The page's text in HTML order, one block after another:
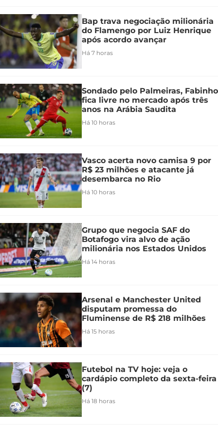
Bap trava negociação milionária
do Flamengo por Luiz Henrique
após acordo avançar
Há 7 horas
Sondado pelo Palmeiras, Fabinho
fica livre no mercado após três
anos na Arábia Saudita
Há 10 horas
Vasco acerta novo camisa 9 por
R$ 23 milhões e atacante já
desembarca no Rio
Há 10 horas
Grupo que negocia SAF do
Botafogo vira alvo de ação
milionária nos Estados Unidos
Há 14 horas
Arsenal e Manchester United
disputam promessa do
Fluminense de R$ 218 milhões
Há 15 horas
Futebol na TV hoje: veja o
cardápio completo da sexta-feira
(7)
Há 18 horas